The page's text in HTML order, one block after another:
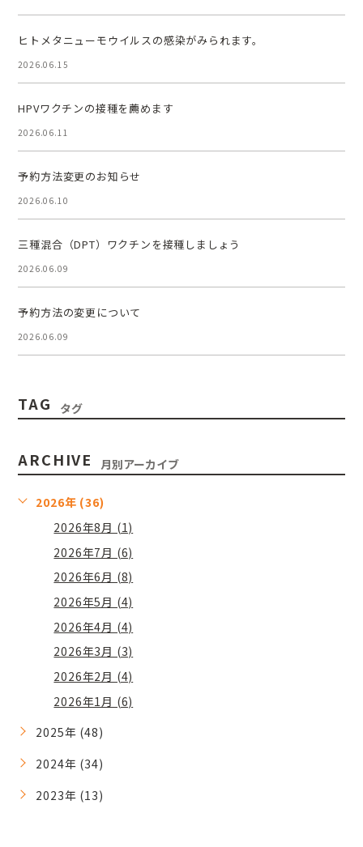
ヒトメタニューモウイルスの感染がみられます。
2026.06.15
HPVワクチンの接種を薦めます
2026.06.11
予約方法変更のお知らせ
2026.06.10
三種混合（DPT）ワクチンを接種しましょう
2026.06.09
予約方法の変更について
2026.06.09
TAG タグ
ARCHIVE 月別アーカイブ
2026年 (36)
2026年8月 (1)
2026年7月 (6)
2026年6月 (8)
2026年5月 (4)
2026年4月 (4)
2026年3月 (3)
2026年2月 (4)
2026年1月 (6)
2025年 (48)
2024年 (34)
2023年 (13)